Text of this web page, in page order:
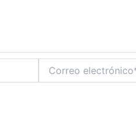
electrónico*